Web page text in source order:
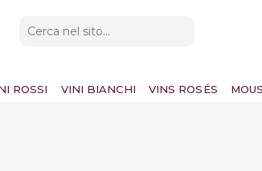
ROSSI VINI BIANCHI VINS ROSÉS